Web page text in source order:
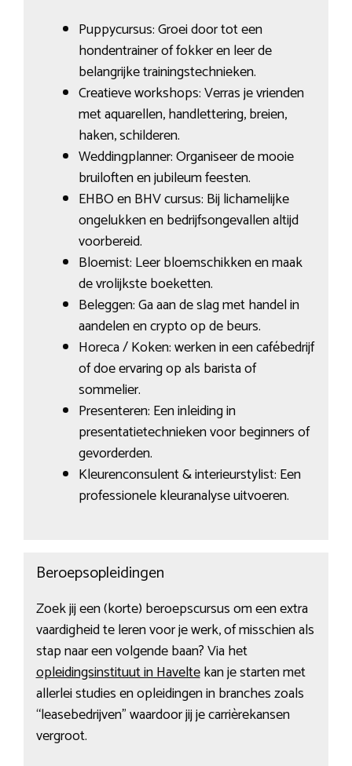
Puppycursus: Groei door tot een
hondentrainer of fokker en leer de
belangrijke trainingstechnieken.
Creatieve workshops: Verras je vrienden
met aquarellen, handlettering, breien,
haken, schilderen.
Weddingplanner: Organiseer de mooie
bruiloften en jubileum feesten.
EHBO en BHV cursus: Bij lichamelijke
ongelukken en bedrijfsongevallen altijd
voorbereid.
Bloemist: Leer bloemschikken en maak
de vrolijkste boeketten.
Beleggen: Ga aan de slag met handel in
aandelen en crypto op de beurs.
Horeca / Koken: werken in een cafébedrijf
of doe ervaring op als barista of
sommelier.
Presenteren: Een inleiding in
presentatietechnieken voor beginners of
gevorderden.
Kleurenconsulent & interieurstylist: Een
professionele kleuranalyse uitvoeren.
Beroepsopleidingen
Zoek jij een (korte) beroepscursus om een extra
vaardigheid te leren voor je werk, of misschien als
stap naar een volgende baan? Via het
opleidingsinstituut in Haveltekan je starten met
allerlei studies en opleidingen in branches zoals
“leasebedrijven” waardoor jij je carrièrekansen
vergroot.